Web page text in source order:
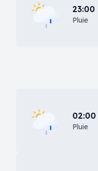
23:00
Pluie
02:00
Pluie